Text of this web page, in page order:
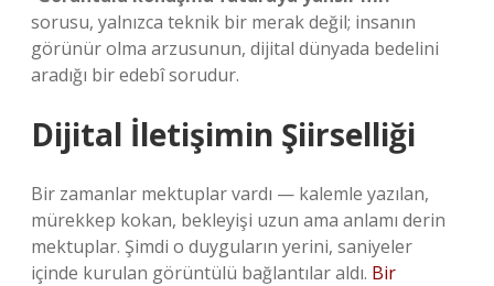
sorusu, yalnızca teknik bir merak değil; insanın
görünür olma arzusunun, dijital dünyada bedelini
aradığı bir edebî sorudur.
Dijital İletişimin Şiirselliği
Bir zamanlar mektuplar vardı — kalemle yazılan,
mürekkep kokan, bekleyişi uzun ama anlamı derin
mektuplar. Şimdi o duyguların yerini, saniyeler
içinde kurulan görüntülü bağlantılar aldı. Bir